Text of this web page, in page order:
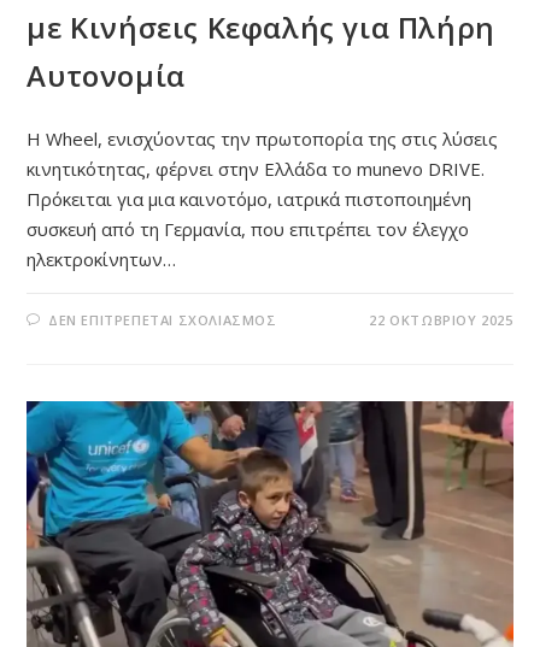
με Κινήσεις Κεφαλής για Πλήρη
Αυτονομία
Η Wheel, ενισχύοντας την πρωτοπορία της στις λύσεις
κινητικότητας, φέρνει στην Ελλάδα το munevo DRIVE.
Πρόκειται για μια καινοτόμο, ιατρικά πιστοποιημένη
συσκευή από τη Γερμανία, που επιτρέπει τον έλεγχο
ηλεκτροκίνητων…
ΔΕΝ ΕΠΙΤΡΈΠΕΤΑΙ ΣΧΟΛΙΑΣΜΌΣ
ΤΟ
MUNEVO
DRIVE
–
ΗΛΕΚΤΡΟΚΊΝΗΣΗ
ΜΕ
ΚΙΝΉΣΕΙΣ
ΚΕΦΑΛΉΣ
ΓΙΑ
ΠΛΉΡΗ
ΑΥΤΟΝΟΜΊΑ
22 ΟΚΤΩΒΡΊΟΥ 2025